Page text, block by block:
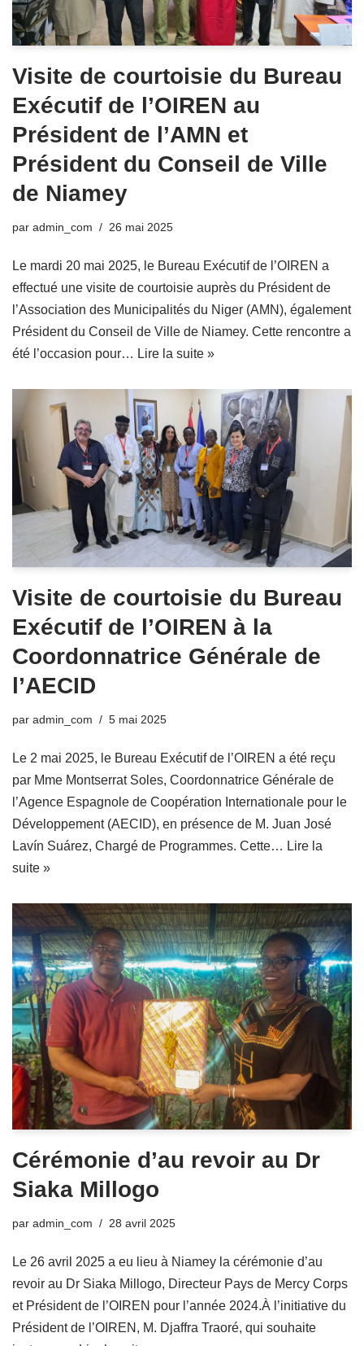
Visite de courtoisie du Bureau
Exécutif de l’OIREN au
Président de l’AMN et
Président du Conseil de Ville
de Niamey
par admin_com 26 mai 2025
Le mardi 20 mai 2025, le Bureau Exécutif de l’OIREN a
effectué une visite de courtoisie auprès du Président de
l’Association des Municipalités du Niger (AMN), également
Président du Conseil de Ville de Niamey. Cette rencontre a
été l’occasion pour… Lire la suite »
Visite de courtoisie du Bureau
Exécutif de l’OIREN à la
Coordonnatrice Générale de
l’AECID
par admin_com 5 mai 2025
Le 2 mai 2025, le Bureau Exécutif de l’OIREN a été reçu
par Mme Montserrat Soles, Coordonnatrice Générale de
l’Agence Espagnole de Coopération Internationale pour le
Développement (AECID), en présence de M. Juan José
Lavín Suárez, Chargé de Programmes. Cette… Lire la
suite »
Cérémonie d’au revoir au Dr
Siaka Millogo
par admin_com 28 avril 2025
Le 26 avril 2025 a eu lieu à Niamey la cérémonie d’au
revoir au Dr Siaka Millogo, Directeur Pays de Mercy Corps
et Président de l’OIREN pour l’année 2024.À l’initiative du
Président de l’OIREN, M. Djaffra Traoré, qui souhaite